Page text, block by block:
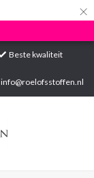
×
Beste kwaliteit
info@roelofsstoffen.nl